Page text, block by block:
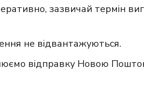
зазвичай термін
не відвантажуються.
відправку Новою